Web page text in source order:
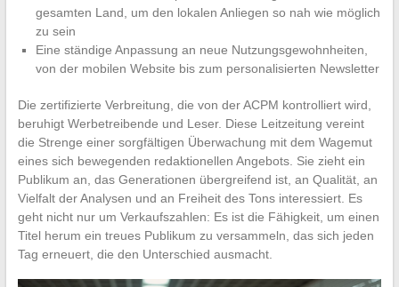
gesamten Land, um den lokalen Anliegen so nah wie möglich
zu sein
Eine ständige Anpassung an neue Nutzungsgewohnheiten,
von der mobilen Website bis zum personalisierten Newsletter
Die zertifizierte Verbreitung, die von der ACPM kontrolliert wird,
beruhigt Werbetreibende und Leser. Diese Leitzeitung vereint
die Strenge einer sorgfältigen Überwachung mit dem Wagemut
eines sich bewegenden redaktionellen Angebots. Sie zieht ein
Publikum an, das Generationen übergreifend ist, an Qualität, an
Vielfalt der Analysen und an Freiheit des Tons interessiert. Es
geht nicht nur um Verkaufszahlen: Es ist die Fähigkeit, um einen
Titel herum ein treues Publikum zu versammeln, das sich jeden
Tag erneuert, die den Unterschied ausmacht.